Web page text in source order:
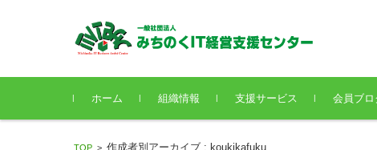
コンテンツに移動
ホーム
組織情報 支援サービス 会員ブロ
TOP > 作成者別アーカイブ : koukikafuku